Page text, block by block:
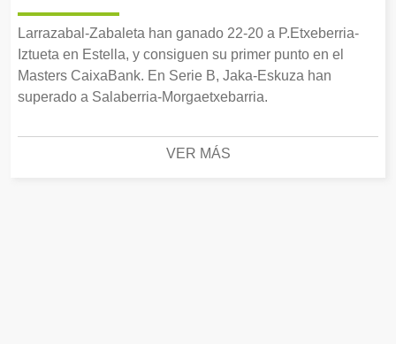
Larrazabal-Zabaleta han ganado 22-20 a P.Etxeberria-
Iztueta en Estella, y consiguen su primer punto en el
Masters CaixaBank. En Serie B, Jaka-Eskuza han
superado a Salaberria-Morgaetxebarria.
VER MÁS